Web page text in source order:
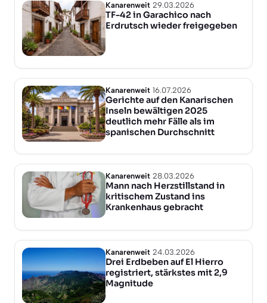
Kanarenweit 29.03.2026
TF-42 in Garachico nach
Erdrutsch wieder freigegeben
Kanarenweit 16.07.2026
Gerichte auf den Kanarischen
Inseln bewältigen 2025
deutlich mehr Fälle als im
spanischen Durchschnitt
Kanarenweit 28.03.2026
Mann nach Herzstillstand in
kritischem Zustand ins
Krankenhaus gebracht
Kanarenweit 24.03.2026
Drei Erdbeben auf El Hierro
registriert, stärkstes mit 2,9
Magnitude